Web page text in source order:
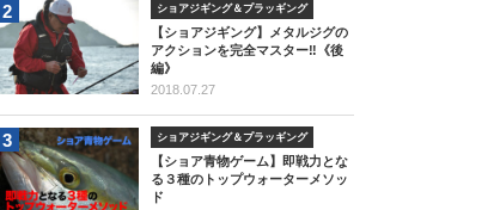
2 ショアジギング＆プラッギング
【ショアジギング】メタルジグの
アクションを完全マスター‼《後
編》
2018.07.27
3 ショアジギング＆プラッギング
【ショア青物ゲーム】即戦力とな
る３種のトップウォーターメソッ
ド